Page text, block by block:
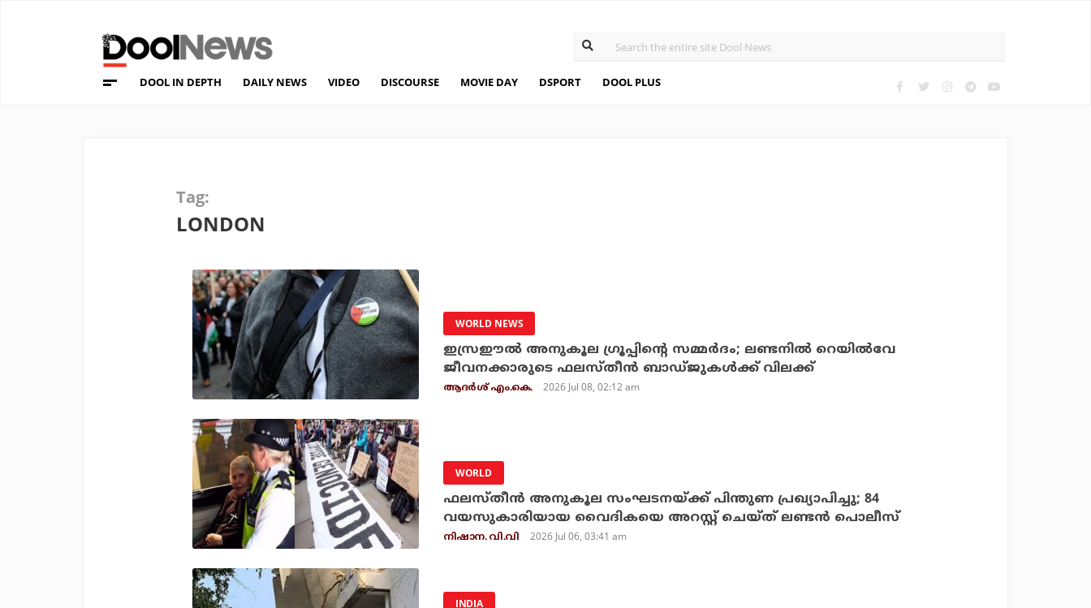
DOOL IN DEPTH DAILY NEWS VIDEO DISCOURSE MOVIE DAY DSPORT DOOL PLUS
Tag:
LONDON
WORLD NEWS
ഇസ്രഈല്‍ അനുകൂല ഗ്രൂപ്പിന്റെ സമ്മര്‍ദം; ലണ്ടനില്‍ റെയില്‍വേ
ജീവനക്കാരുടെ ഫലസ്തീന്‍ ബാഡ്ജുകള്‍ക്ക് വിലക്ക്
ആദർശ് എം.കെ. 2026 Jul 08, 02:12 am
WORLD
ഫലസ്തീന്‍ അനുകൂല സംഘടനയ്ക്ക് പിന്തുണ പ്രഖ്യാപിച്ചു; 84
വയസുകാരിയായ വൈദികയെ അറസ്റ്റ് ചെയ്ത് ലണ്ടന്‍ പൊലീസ്
നിഷാന. വി.വി 2026 Jul 06, 03:41 am
INDIA